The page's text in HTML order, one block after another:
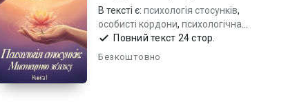
художня література
В тексті є:психологія стосунків,
особисті кордони,психологічна
самодопомога
Повний текст 24 стор.
Безкоштовно